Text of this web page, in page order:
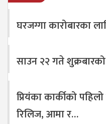
घरजग्गा कारोबारका
साउन २२ गते
प्रियंका कार्कीको पहिलो
रिलिज, आमा र…